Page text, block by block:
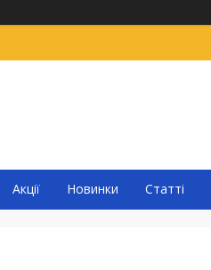
Акції Новинки Статті